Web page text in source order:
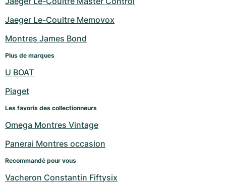
Jaeger Le-Coultre Memovox
Montres James Bond
Plus de marques
U BOAT
Piaget
Les favoris des collectionneurs
Omega Montres Vintage
Panerai Montres occasion
Recommandé pour vous
Vacheron Constantin Fiftysix